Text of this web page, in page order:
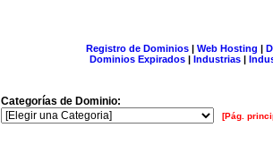
Registro de Dominios| Web Hosting |
Dominios Expirados | Industrias |
Categorías de Dominio:
[Pág.